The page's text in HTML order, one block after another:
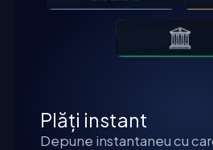
Plăți instant
Depune instantaneu cu